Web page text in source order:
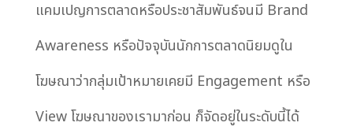
แคมเปญการตลาดหรือประชาสัมพันธ์จนมี Brand
Awareness หรือปัจจุบันนักการตลาดนิยมดูใน
โฆษณาว่ากลุ่มเป้าหมายเคยมี Engagement หรือ
View โฆษณาของเรามาก่อน ก็จัดอยู่ในระดับนี้ได้